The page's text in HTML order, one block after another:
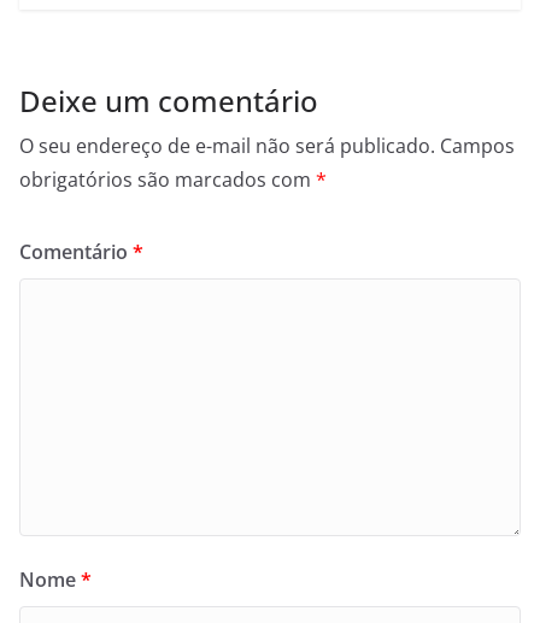
Deixe um comentário
O seu endereço de e-mail não será publicado. Campos
obrigatórios são marcados com *
Comentário *
Nome*